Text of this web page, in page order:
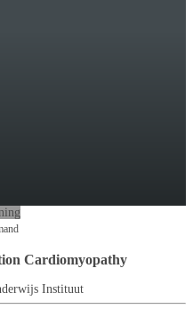
Cardiomyopathy
Instituut